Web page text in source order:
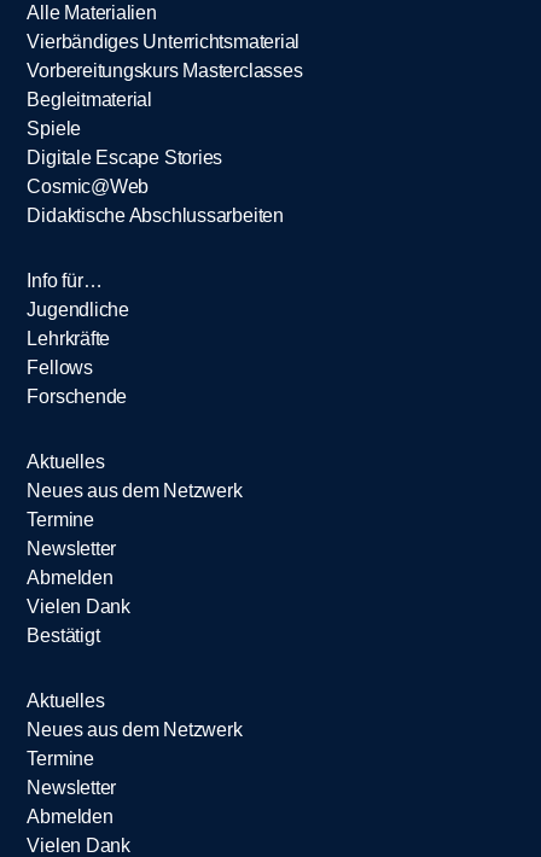
Alle Materialien
Vierbändiges Unterrichtsmaterial
Vorbereitungskurs Masterclasses
Begleitmaterial
Spiele
Digitale Escape Stories
Cosmic@Web
Didaktische Abschlussarbeiten
Info für…
Jugendliche
Lehrkräfte
Fellows
Forschende
Aktuelles
Neues aus dem Netzwerk
Termine
Newsletter
Abmelden
Vielen Dank
Bestätigt
Aktuelles
Neues aus dem Netzwerk
Termine
Newsletter
Abmelden
Vielen Dank